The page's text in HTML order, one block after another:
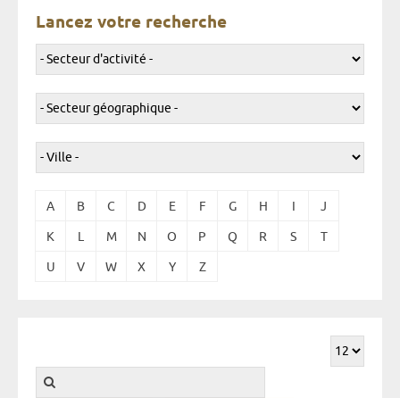
Lancez votre recherche
A B C D E F G H I J
K L M N O P Q R S T
U V W X Y Z